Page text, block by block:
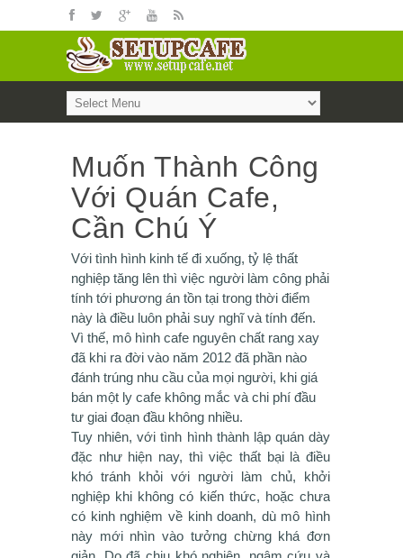
Muốn Thành Công
Với Quán Cafe,
Cần Chú Ý
Với tình hình kinh tế đi xuống, tỷ lệ thất
nghiệp tăng lên thì việc người làm công phải
tính tới phương án tồn tại trong thời điểm
này là điều luôn phải suy nghĩ và tính đến.
Vì thế, mô hình cafe nguyên chất rang xay
đã khi ra đời vào năm 2012 đã phần nào
đánh trúng nhu cầu của mọi người, khi giá
bán một ly cafe không mắc và chi phí đầu
tư giai đoạn đầu không nhiều.
Tuy nhiên, với tình hình thành lập quán dày
đặc như hiện nay, thì việc thất bại là điều
khó tránh khỏi với người làm chủ, khởi
nghiệp khi không có kiến thức, hoặc chưa
có kinh nghiệm về kinh doanh, dù mô hình
này mới nhìn vào tưởng chừng khá đơn